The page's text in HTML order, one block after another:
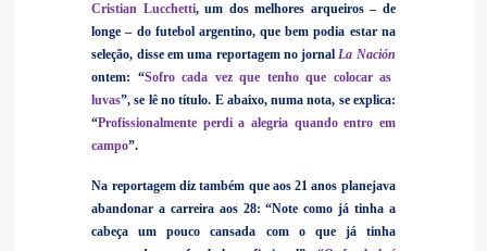
Cristian Lucchetti, um dos melhores arqueiros – de
longe – do futebol argentino, que bem podia estar na
seleção, disse em uma reportagem no jornalLa Nación
ontem: “Sofro cada vez que tenho que colocar as
luvas”, se lê no título. E abaixo, numa nota, se explica:
“Profissionalmente perdi a alegria quando entro em
campo”.
Na reportagem diz também que aos 21 anos planejava
abandonar a carreira aos 28: “Note como já tinha a
cabeça um pouco cansada com o que já tinha